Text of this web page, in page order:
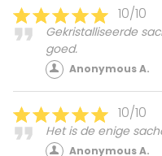
10/10
Gekristalliseerde
goed.
Anonymous A.
10/10
Het is de enige
Anonymous A.